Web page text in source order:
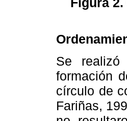
Se
formación
círculo de
Fariñas,